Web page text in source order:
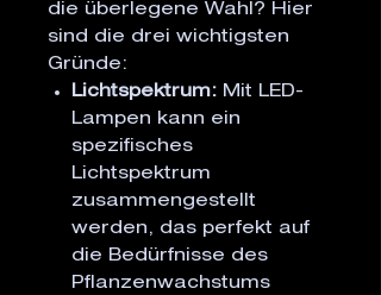
die überlegene Wahl? Hier
sind die drei wichtigsten
Gründe:
Lichtspektrum: Mit LED-
Lampen kann ein
spezifisches
Lichtspektrum
zusammengestellt
werden, das perfekt auf
die Bedürfnisse des
Pflanzenwachstums